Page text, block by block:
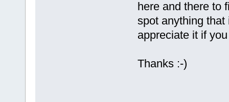
here and there to
spot anything
appreciate it if
Thanks :-)